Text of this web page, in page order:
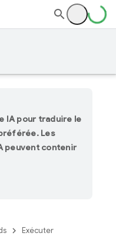
IA pour traduire le
Les
peuvent contenir
Exécuter